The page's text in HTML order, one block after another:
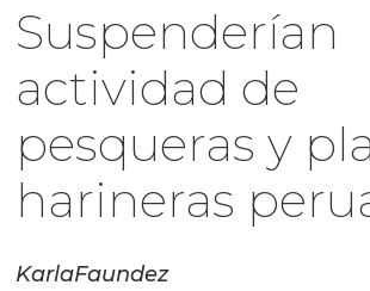
Suspenderían
actividad de
pesqueras y
harineras
KarlaFaundez